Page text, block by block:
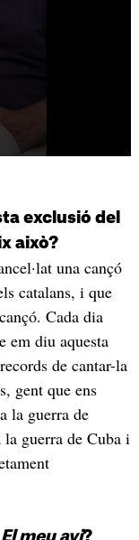
exclusió del
això?
una cançó
catalans, i que
Cada dia
em diu aquesta
de cantar-la
gent que ens
la guerra de
la guerra de Cuba i
El meu avi?